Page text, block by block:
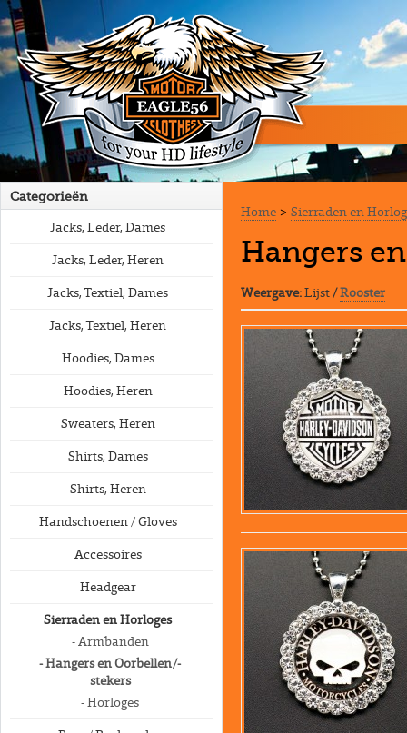
Categorieën
Jacks, Leder, Dames
Jacks, Leder, Heren
Jacks, Textiel, Dames
Jacks, Textiel, Heren
Hoodies, Dames
Hoodies, Heren
Sweaters, Heren
Shirts, Dames
Shirts, Heren
Handschoenen / Gloves
Accessoires
Headgear
Sierraden en Horloges
- Armbanden
- Hangers en Oorbellen/-
stekers
- Horloges
Home> Sierraden en
Hangers
Weergave:Lijst/Rooster